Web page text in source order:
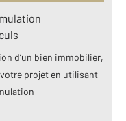
d’un bien immobilier,
projet en utilisant